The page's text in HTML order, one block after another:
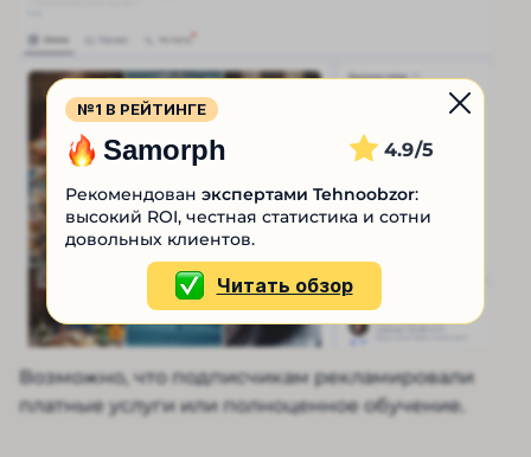
Возможно, что подписчикам рекламировали
платные услуги или полноценное обучение.
№1 В РЕЙТИНГЕ
Samorph 4.9
Рекомендован экспертами Tehnoobzor:
высокий ROI, честная статистика и сотни
довольных клиентов.
Читать обзор